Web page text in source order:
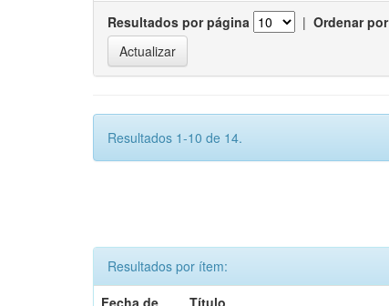
Resultados por página | Ordenar por
Resultados 1-10 de 14.
Resultados por ítem:
Fecha de
Título